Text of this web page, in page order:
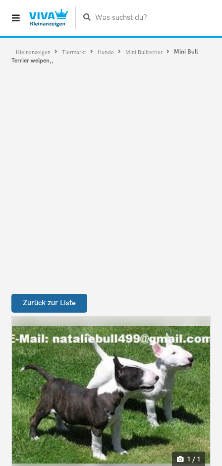
Was suchst du?
Kleinanzeigen Tiermarkt Hunde Mini Bullterrier
Mini Bull
Terrier welpen,,
Zurück zur Liste
1 / 1